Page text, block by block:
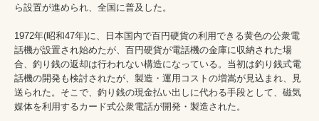
ら設置が進められ、全国に普及した。
1972年(昭和47年)に、日本国内で百円硬貨の利用できる黄色の公衆電
話機が設置され始めたが、百円硬貨が電話機の金庫に収納された場
合、釣り銭の返却は行われない構造になっている。当初は釣り銭式電
話機の開発も検討されたが、製造・運用コストの増嵩が見込まれ、見
送られた。そこで、釣り銭の現金払い出しに代わる手段として、磁気
媒体を利用するカード式公衆電話が開発・製造された。